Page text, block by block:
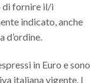
di fornire il/i
indicato, anche
d’ordine.
in Euro e sono
italiana vigente. I